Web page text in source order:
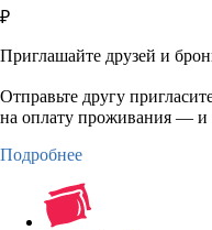
₽
Приглашайте друзей и
Отправьте другу
на оплату проживания — и
Подробнее